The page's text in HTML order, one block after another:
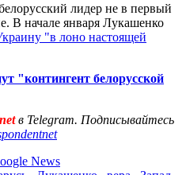
лидер не в первый
В начале января Лукашенко
"в лоно настоящей
"контингент белорусской
в Telegram. Подписывайтесь
News